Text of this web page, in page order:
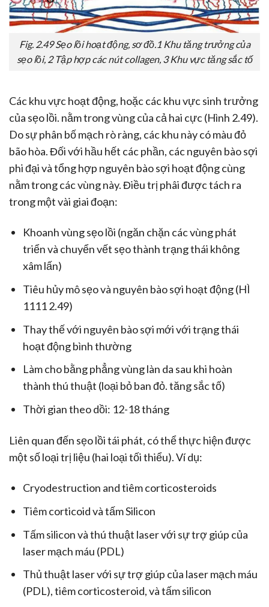
Fig. 2.49 Sẹo lồi hoạt động, sơ đồ.1 Khu tăng trưởng của
sẹo lồi, 2 Tập hợp các nút collagen, 3 Khu vực tăng sắc tố
Các khu vực hoạt động, hoặc các khu vực sinh trưởng
của sẹo lồi. nằm trong vùng của cả hai cực (Hình 2.49).
Do sự phân bố mạch rò ràng, các khu này có màu đỏ
bão hòa. Đối với hầu hết các phần, các nguyên bào sợi
phi đại và tổng hợp nguyên bào sợi hoạt động cùng
nằm trong các vùng này. Điều trị phâi được tách ra
trong một vài giai đoạn:
Khoanh vùng sẹo lồi (ngăn chặn các vùng phát
triển và chuyển vết sẹo thành trạng thái không
xâm lấn)
Tiêu hủy mô sẹo và nguyên bào sợi hoạt động (HÌ
1111 2.49)
Thay thế với nguyên bào sợi mới với trạng thái
hoạt động bình thường
Làm cho bằng phẳng vùng làn da sau khi hoàn
thành thú thuật (loại bỏ ban đỏ. tăng sắc tố)
Thời gian theo dồi: 12-18 tháng
Liên quan đến sẹo lồi tái phát, có thể thực hiện được
một số loại trị liệu (hai loại tối thiểu). Ví dụ:
Cryodestruction and tiêm corticosteroids
Tiêm corticoid và tấm Silicon
Tấm silicon và thú thuật laser với sự trợ giúp của
laser mạch máu (PDL)
Thủ thuật laser với sự trợ giúp của laser mạch máu
(PDL), tiêm corticosteroid, và tấm silicon